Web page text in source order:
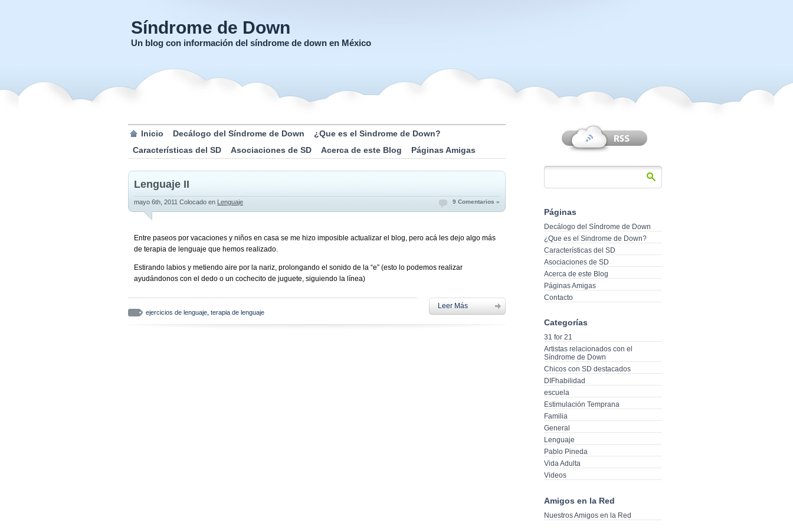
Síndrome de Down
Un blog con información del síndrome de down en México
Inicio Decálogo del Síndrome de Down
¿Que es el Sindrome de Down?
Características del SD
Asociaciones de SD Acerca de este Blog Páginas Amigas
Lenguaje II
mayo 6th, 2011 Colocado en Lenguaje 9 Comentarios »
Entre paseos por vacaciones y niños en casa se me hizo imposible actualizar el blog, pero acá les dejo algo más
de terapia de lenguaje que hemos realizado.
Estirando labios y metiendo aire por la nariz, prolongando el sonido de la “e” (esto lo podemos realizar
ayudándonos con el dedo o un cochecito de juguete, siguiendo la línea)
ejercicios de lenguaje terapia de lenguaje
Leer Más
Páginas
Decálogo del Síndrome de Down
¿Que es el Sindrome de Down?
Características del SD
Asociaciones de SD
Acerca de este Blog
Páginas Amigas
Contacto
Categorías
31 for 21
Artistas relacionados con el
Síndrome de Down
Chicos con SD destacados
DIFhabilidad
escuela
Estimulación Temprana
Familia
General
Lenguaje
Pablo Pineda
Vida Adulta
Videos
Amigos en la Red
Nuestros Amigos en la Red